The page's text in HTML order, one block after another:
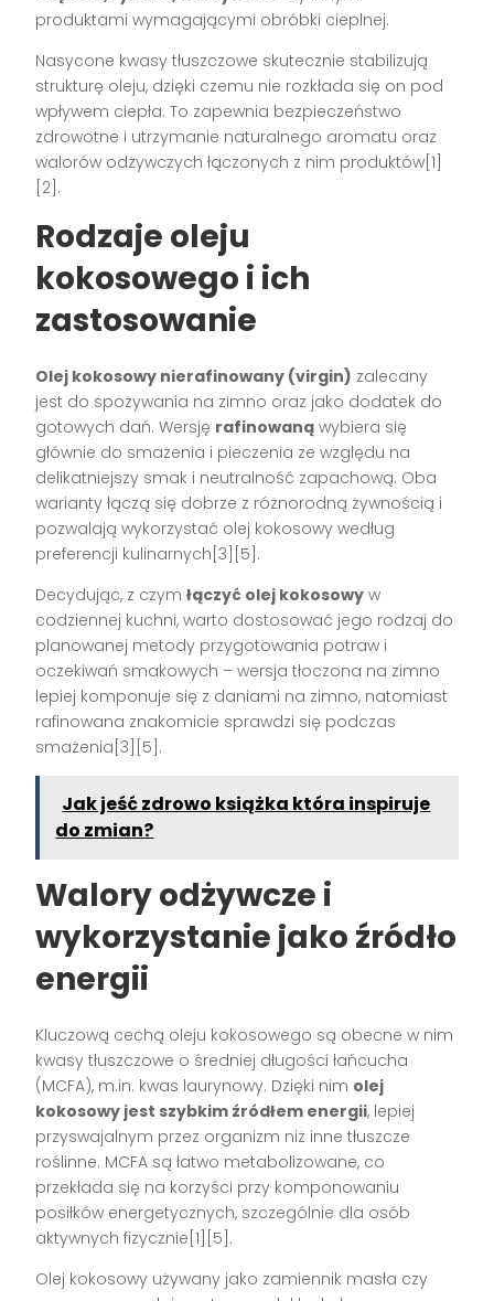
produktami wymagającymi obróbki cieplnej.
Nasycone kwasy tłuszczowe skutecznie stabilizują
strukturę oleju, dzięki czemu nie rozkłada się on pod
wpływem ciepła. To zapewnia bezpieczeństwo
zdrowotne i utrzymanie naturalnego aromatu oraz
walorów odżywczych łączonych z nim produktów[1]
[2].
Rodzaje oleju
kokosowego i ich
zastosowanie
Olej kokosowy nierafinowany (virgin) zalecany
jest do spożywania na zimno oraz jako dodatek do
gotowych dań. Wersję rafinowaną wybiera się
głównie do smażenia i pieczenia ze względu na
delikatniejszy smak i neutralność zapachową. Oba
warianty łączą się dobrze z różnorodną żywnością i
pozwalają wykorzystać olej kokosowy według
preferencji kulinarnych[3][5].
Decydując, z czymłączyć olej kokosowy w
codziennej kuchni, warto dostosować jego rodzaj do
planowanej metody przygotowania potraw i
oczekiwań smakowych – wersja tłoczona na zimno
lepiej komponuje się z daniami na zimno, natomiast
rafinowana znakomicie sprawdzi się podczas
smażenia[3][5].
Jak jeść zdrowo książka która inspiruje
do zmian?
Walory odżywcze i
wykorzystanie jako źródło
energii
Kluczową cechą oleju kokosowego są obecne w nim
kwasy tłuszczowe o średniej długości łańcucha
(MCFA), m.in. kwas laurynowy. Dzięki nim olej
kokosowy jest szybkim źródłem energii, lepiej
przyswajalnym przez organizm niż inne tłuszcze
roślinne. MCFA są łatwo metabolizowane, co
przekłada się na korzyści przy komponowaniu
posiłków energetycznych, szczególnie dla osób
aktywnych fizycznie[1][5].
Olej kokosowy używany jako zamiennik masła czy